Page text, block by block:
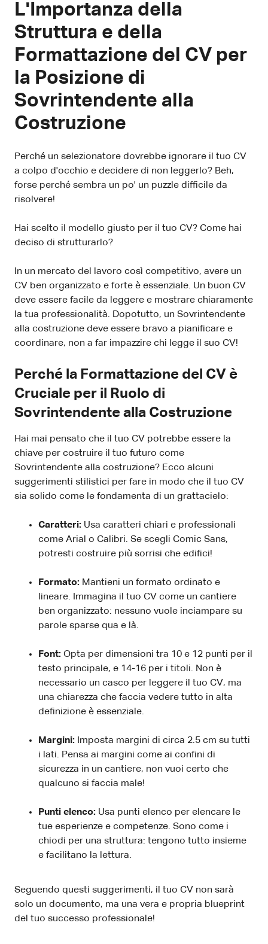
L'Importanza della
Struttura e della
Formattazione del CV per
la Posizione di
Sovrintendente alla
Costruzione
Perché un selezionatore dovrebbe ignorare il tuo CV
a colpo d'occhio e decidere di non leggerlo? Beh,
forse perché sembra un po' un puzzle difficile da
risolvere!
Hai scelto il modello giusto per il tuo CV? Come hai
deciso di strutturarlo?
In un mercato del lavoro così competitivo, avere un
CV ben organizzato e forte è essenziale. Un buon CV
deve essere facile da leggere e mostrare chiaramente
la tua professionalità. Dopotutto, un Sovrintendente
alla costruzione deve essere bravo a pianificare e
coordinare, non a far impazzire chi legge il suo CV!
Perché la Formattazione del CV è
Cruciale per il Ruolo di
Sovrintendente alla Costruzione
Hai mai pensato che il tuo CV potrebbe essere la
chiave per costruire il tuo futuro come
Sovrintendente alla costruzione? Ecco alcuni
suggerimenti stilistici per fare in modo che il tuo CV
sia solido come le fondamenta di un grattacielo:
Caratteri: Usa caratteri chiari e professionali
come Arial o Calibri. Se scegli Comic Sans,
potresti costruire più sorrisi che edifici!
Formato: Mantieni un formato ordinato e
lineare. Immagina il tuo CV come un cantiere
ben organizzato: nessuno vuole inciampare su
parole sparse qua e là.
Font: Opta per dimensioni tra 10 e 12 punti per il
testo principale, e 14-16 per i titoli. Non è
necessario un casco per leggere il tuo CV, ma
una chiarezza che faccia vedere tutto in alta
definizione è essenziale.
Margini: Imposta margini di circa 2.5 cm su tutti
i lati. Pensa ai margini come ai confini di
sicurezza in un cantiere, non vuoi certo che
qualcuno si faccia male!
Punti elenco: Usa punti elenco per elencare le
tue esperienze e competenze. Sono come i
chiodi per una struttura: tengono tutto insieme
e facilitano la lettura.
Seguendo questi suggerimenti, il tuo CV non sarà
solo un documento, ma una vera e propria blueprint
del tuo successo professionale!